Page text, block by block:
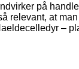
på
relevant, at
–